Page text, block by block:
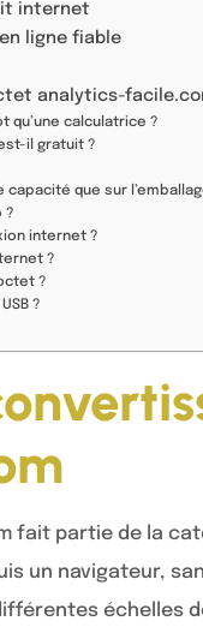
internet
ligne fiable
analytics-
qu’une calculatrice ?
il gratuit ?
que sur
?
internet ?
?
?
?
fait partie de la
un navigateur,
échelles